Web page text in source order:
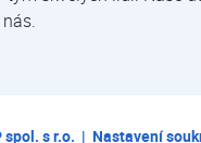
spol. s r.o. | Nastavení